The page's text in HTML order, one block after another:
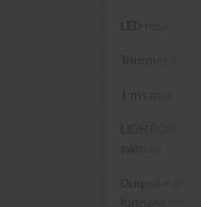
Trimmer a un
switch)
Output e